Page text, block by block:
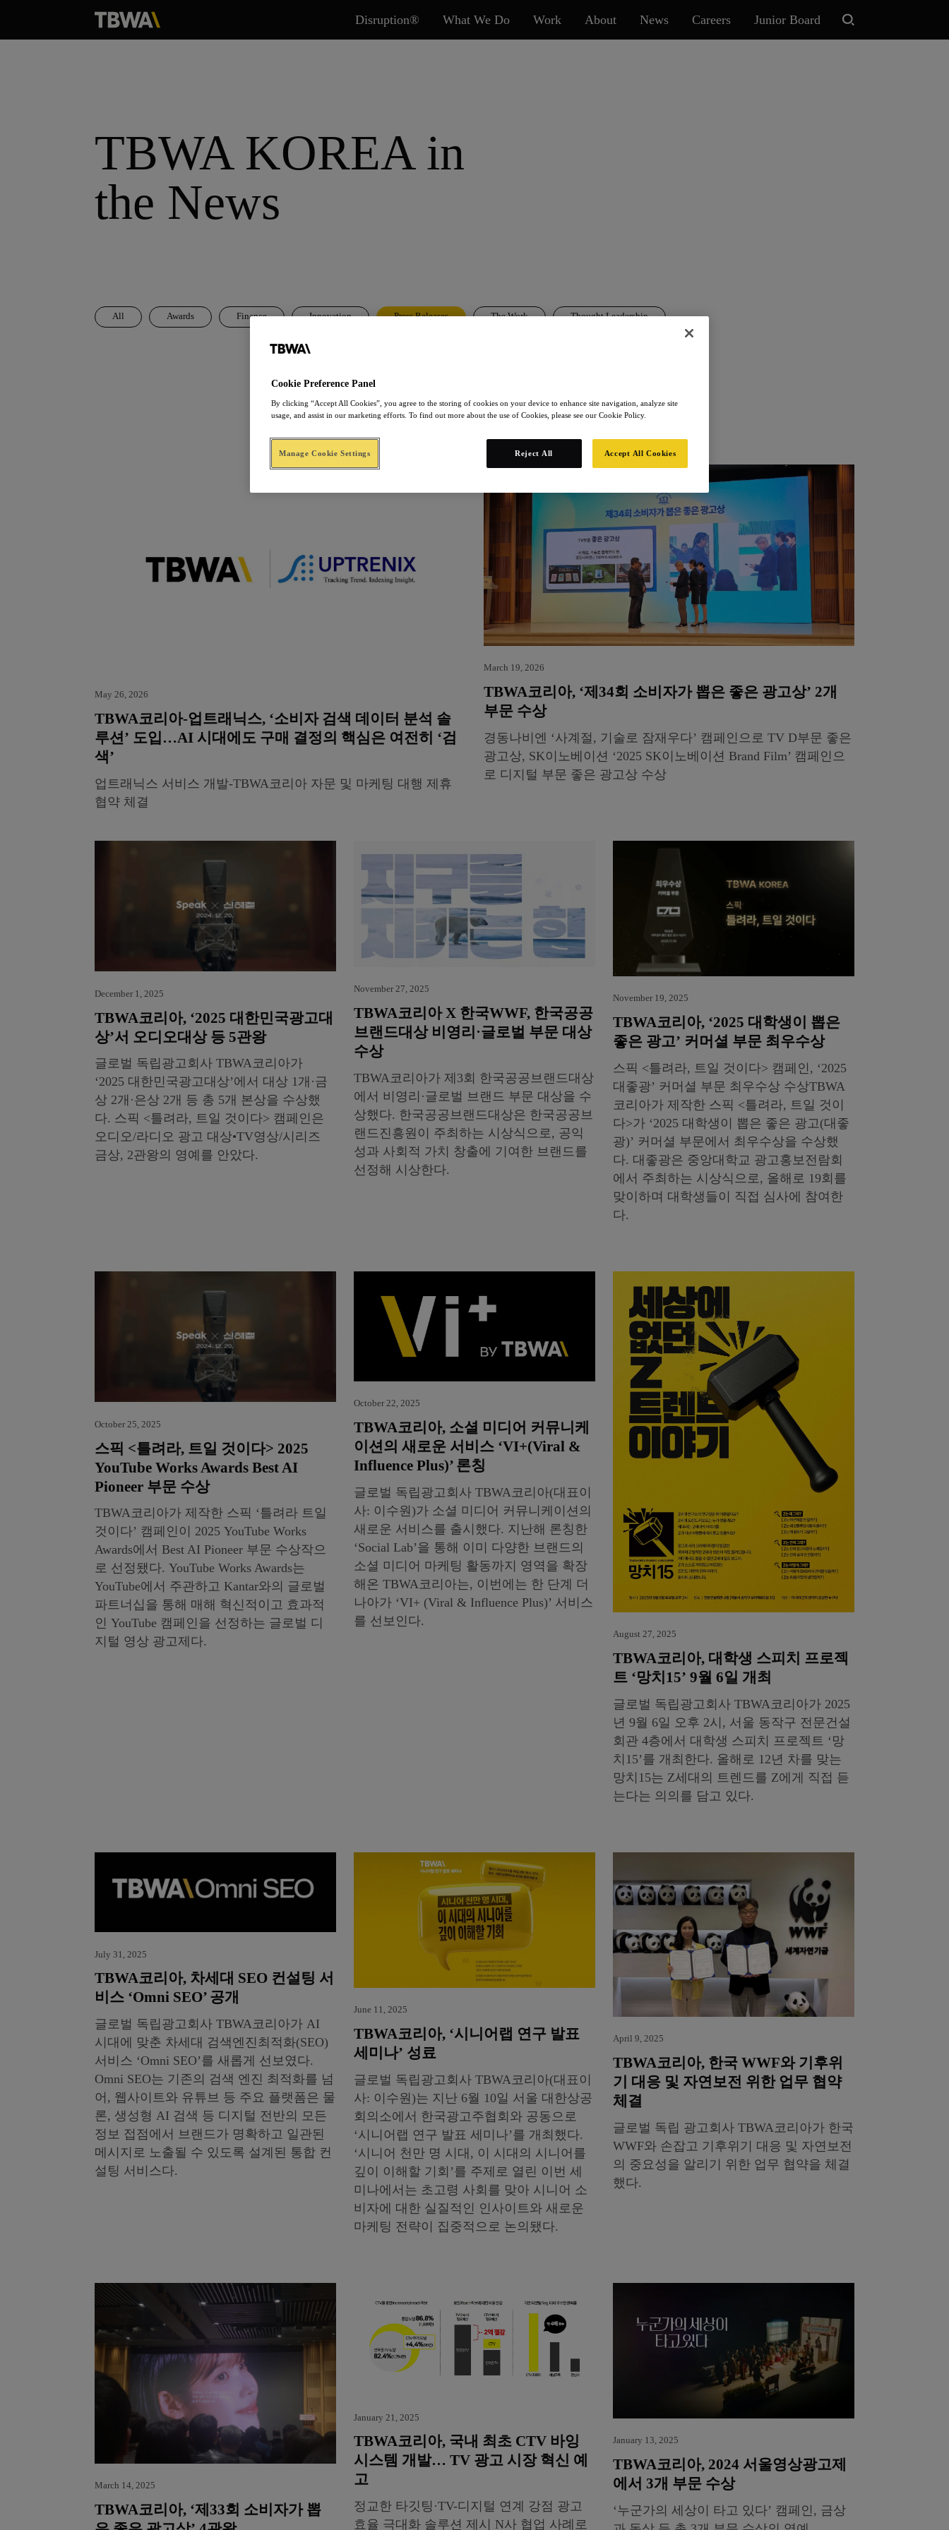
Disruption® What We Do Work About News Careers Junior Board
TBWA KOREA in
the News
All Awards Finance Innovation Press Releases The Work Thought Leadership
May 26, 2026
TBWA코리아-업트래닉스, ‘소비자 검색 데이터 분석 솔
루션’ 도입…AI 시대에도 구매 결정의 핵심은 여전히 ‘검
색’
업트래닉스 서비스 개발-TBWA코리아 자문 및 마케팅 대행 제휴
협약 체결
March 19, 2026
TBWA코리아, ‘제34회 소비자가 뽑은 좋은 광고상’ 2개
부문 수상
경동나비엔 ‘사계절, 기술로 잠재우다’ 캠페인으로 TV D부문 좋은
광고상, SK이노베이션 ‘2025 SK이노베이션 Brand Film’ 캠페인으
로 디지털 부문 좋은 광고상 수상
December 1, 2025
TBWA코리아, ‘2025 대한민국광고대
상’서 오디오대상 등 5관왕
글로벌 독립광고회사 TBWA코리아가
‘2025 대한민국광고대상’에서 대상 1개·금
상 2개·은상 2개 등 총 5개 본상을 수상했
다. 스픽 <틀려라, 트일 것이다> 캠페인은
오디오/라디오 광고 대상•TV영상/시리즈
금상, 2관왕의 영예를 안았다.
November 27, 2025
TBWA코리아 X 한국WWF, 한국공공
브랜드대상 비영리·글로벌 부문 대상
수상
TBWA코리아가 제3회 한국공공브랜드대상
에서 비영리·글로벌 브랜드 부문 대상을 수
상했다. 한국공공브랜드대상은 한국공공브
랜드진흥원이 주최하는 시상식으로, 공익
성과 사회적 가치 창출에 기여한 브랜드를
선정해 시상한다.
November 19, 2025
TBWA코리아, ‘2025 대학생이 뽑은
좋은 광고’ 커머셜 부문 최우수상
스픽 <틀려라, 트일 것이다> 캠페인, ‘2025
대좋광’ 커머셜 부문 최우수상 수상TBWA
코리아가 제작한 스픽 <틀려라, 트일 것이
다>가 ‘2025 대학생이 뽑은 좋은 광고(대좋
광)’ 커머셜 부문에서 최우수상을 수상했
다. 대좋광은 중앙대학교 광고홍보전람회
에서 주최하는 시상식으로, 올해로 19회를
맞이하며 대학생들이 직접 심사에 참여한
다.
October 25, 2025
스픽 <틀려라, 트일 것이다> 2025
YouTube Works Awards Best AI
Pioneer 부문 수상
TBWA코리아가 제작한 스픽 ‘틀려라 트일
것이다’ 캠페인이 2025 YouTube Works
Awards에서 Best AI Pioneer 부문 수상작으
로 선정됐다. YouTube Works Awards는
YouTube에서 주관하고 Kantar와의 글로벌
파트너십을 통해 매해 혁신적이고 효과적
인 YouTube 캠페인을 선정하는 글로벌 디
지털 영상 광고제다.
October 22, 2025
TBWA코리아, 소셜 미디어 커뮤니케
이션의 새로운 서비스 ‘VI+(Viral &
Influence Plus)’ 론칭
글로벌 독립광고회사 TBWA코리아(대표이
사: 이수원)가 소셜 미디어 커뮤니케이션의
새로운 서비스를 출시했다. 지난해 론칭한
‘Social Lab’을 통해 이미 다양한 브랜드의
소셜 미디어 마케팅 활동까지 영역을 확장
해온 TBWA코리아는, 이번에는 한 단계 더
나아가 ‘VI+ (Viral & Influence Plus)’ 서비스
를 선보인다.
August 27, 2025
TBWA코리아, 대학생 스피치 프로젝
트 ‘망치15’ 9월 6일 개최
글로벌 독립광고회사 TBWA코리아가 2025
년 9월 6일 오후 2시, 서울 동작구 전문건설
회관 4층에서 대학생 스피치 프로젝트 ‘망
치15’를 개최한다. 올해로 12년 차를 맞는
망치15는 Z세대의 트렌드를 Z에게 직접 듣
는다는 의의를 담고 있다.
July 31, 2025
TBWA코리아, 차세대 SEO 컨설팅 서
비스 ‘Omni SEO’ 공개
글로벌 독립광고회사 TBWA코리아가 AI
시대에 맞춘 차세대 검색엔진최적화(SEO)
서비스 ‘Omni SEO’를 새롭게 선보였다.
Omni SEO는 기존의 검색 엔진 최적화를 넘
어, 웹사이트와 유튜브 등 주요 플랫폼은 물
론, 생성형 AI 검색 등 디지털 전반의 모든
정보 접점에서 브랜드가 명확하고 일관된
메시지로 노출될 수 있도록 설계된 통합 컨
설팅 서비스다.
June 11, 2025
TBWA코리아, ‘시니어랩 연구 발표
세미나’ 성료
글로벌 독립광고회사 TBWA코리아(대표이
사: 이수원)는 지난 6월 10일 서울 대한상공
회의소에서 한국광고주협회와 공동으로
‘시니어랩 연구 발표 세미나’를 개최했다.
‘시니어 천만 명 시대, 이 시대의 시니어를
깊이 이해할 기회’를 주제로 열린 이번 세
미나에서는 초고령 사회를 맞아 시니어 소
비자에 대한 실질적인 인사이트와 새로운
마케팅 전략이 집중적으로 논의됐다.
April 9, 2025
TBWA코리아, 한국 WWF와 기후위
기 대응 및 자연보전 위한 업무 협약
체결
글로벌 독립 광고회사 TBWA코리아가 한국
WWF와 손잡고 기후위기 대응 및 자연보전
의 중요성을 알리기 위한 업무 협약을 체결
했다.
March 14, 2025
TBWA코리아, ‘제33회 소비자가 뽑
January 21, 2025
TBWA코리아, 국내 최초 CTV 바잉
시스템 개발… TV 광고 시장 혁신 예
고
정교한 타깃팅·TV-디지털 연계 강점 광고
효율 극대화 솔루션 제시 N사 협업 사례로
January 13, 2025
TBWA코리아, 2024 서울영상광고제
에서 3개 부문 수상
‘누군가의 세상이 타고 있다’ 캠페인, 금상
Cookie Preference Panel
By clicking “Accept All Cookies”, you agree to the storing of cookies on your device to enhance site navigation, analyze site
usage, and assist in our marketing efforts. To find out more about the use of Cookies, please see our Cookie Policy.
Reject All Accept All Cookies
Manage Cookie Settings